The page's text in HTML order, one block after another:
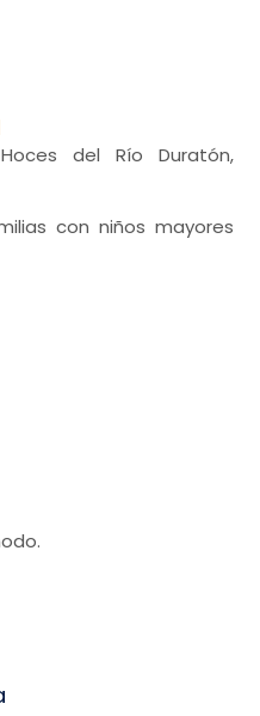
del Río Duratón,
con niños mayores